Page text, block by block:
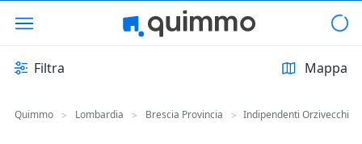
Filtra Mappa
Quimmo > Lombardia > Brescia Provincia > Indipendenti Orzivecchi